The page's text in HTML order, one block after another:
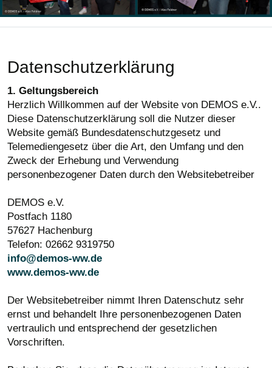
Datenschutzerklärung
1. Geltungsbereich
Herzlich Willkommen auf der Website von DEMOS e.V..
Diese Datenschutzerklärung soll die Nutzer dieser
Website gemäß Bundesdatenschutzgesetz und
Telemediengesetz über die Art, den Umfang und den
Zweck der Erhebung und Verwendung
personenbezogener Daten durch den Websitebetreiber
DEMOS e.V.
Postfach 1180
57627 Hachenburg
Telefon: 02662 9319750
info@demos-ww.de
www.demos-ww.de
Der Websitebetreiber nimmt Ihren Datenschutz sehr
ernst und behandelt Ihre personenbezogenen Daten
vertraulich und entsprechend der gesetzlichen
Vorschriften.